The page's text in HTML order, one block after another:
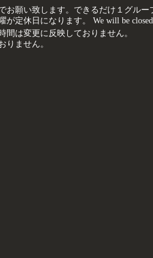
お願い致します。できるだけ１グルー
定休日になります。 We will be closed
間は変更に反映しておりません。
りません。